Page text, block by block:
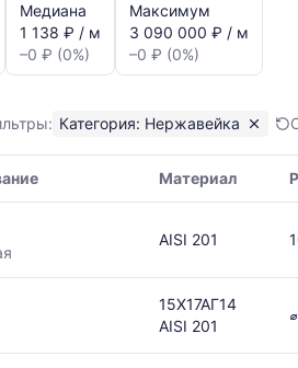
Медиана
1 138 ₽ / м
–0 ₽ (0%)
Максимум
3 090 000 ₽ / м
–0 ₽ (0%)
Категория: Нержавейка
Материал
AISI 201
15Х17АГ14
AISI 201